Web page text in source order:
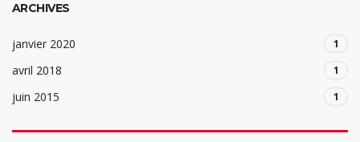
ARCHIVES
janvier 2020 1
avril 2018 1
juin 2015 1